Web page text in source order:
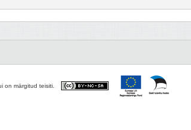
on märgitud teisiti.